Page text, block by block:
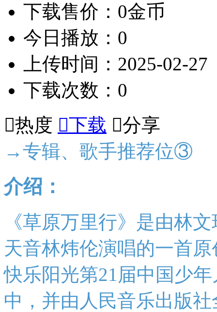
下载售价：0金币
今日播放：0
上传时间：2025-02-27
下载次数：0
热度 下载 分享
→专辑、歌手推荐位③
介绍：
《草原万里行》是由林
天音林炜伦演唱的一首
快乐阳光第21届中国少
中，并由人民音乐出版